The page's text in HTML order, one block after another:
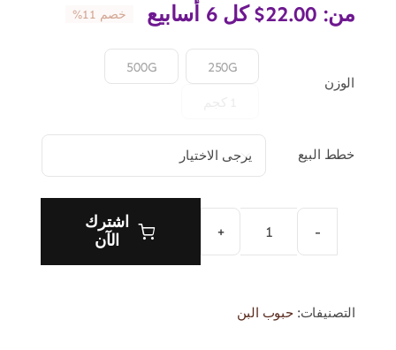
من: $22.00 كل 6 أسابيع خصم 11%
الوزن
250G
500G
خطط البيع 
أورجنز
2
اشترك
الآن
التصنيفات:حبوب البن